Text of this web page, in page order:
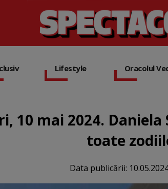
Lifestyle Oracolul
10 mai 2024.
toate
Data publicării: